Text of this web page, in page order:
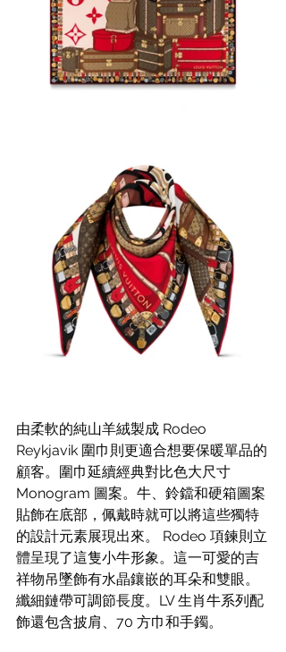
由柔軟的純山羊絨製成 Rodeo
Reykjavik 圍巾則更適合想要保暖單品的
顧客。圍巾延續經典對比色大尺寸
Monogram 圖案。牛、鈴鐺和硬箱圖案
貼飾在底部，佩戴時就可以將這些獨特
的設計元素展現出來。 Rodeo 項鍊則立
體呈現了這隻小牛形象。這一可愛的吉
祥物吊墜飾有水晶鑲嵌的耳朵和雙眼。
纖細鏈帶可調節長度。LV 生肖牛系列配
飾還包含披肩、70 方巾和手鐲。